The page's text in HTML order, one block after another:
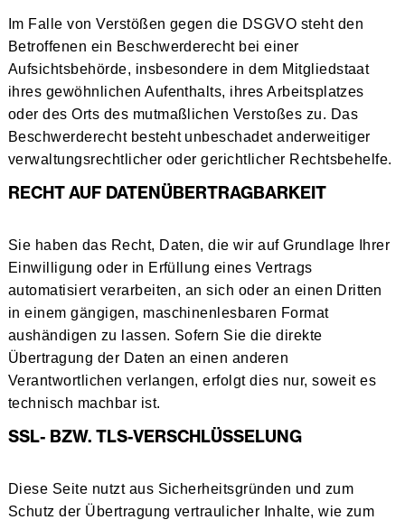
Im Falle von Verstößen gegen die DSGVO steht den
Betroffenen ein Beschwerderecht bei einer
Aufsichtsbehörde, insbesondere in dem Mitgliedstaat
ihres gewöhnlichen Aufenthalts, ihres Arbeitsplatzes
oder des Orts des mutmaßlichen Verstoßes zu. Das
Beschwerderecht besteht unbeschadet anderweitiger
verwaltungsrechtlicher oder gerichtlicher Rechtsbehelfe.
RECHT AUF DATEN­ÜBERTRAG­BARKEIT
Sie haben das Recht, Daten, die wir auf Grundlage Ihrer
Einwilligung oder in Erfüllung eines Vertrags
automatisiert verarbeiten, an sich oder an einen Dritten
in einem gängigen, maschinenlesbaren Format
aushändigen zu lassen. Sofern Sie die direkte
Übertragung der Daten an einen anderen
Verantwortlichen verlangen, erfolgt dies nur, soweit es
technisch machbar ist.
SSL- BZW. TLS-VERSCHLÜSSELUNG
Diese Seite nutzt aus Sicherheitsgründen und zum
Schutz der Übertragung vertraulicher Inhalte, wie zum